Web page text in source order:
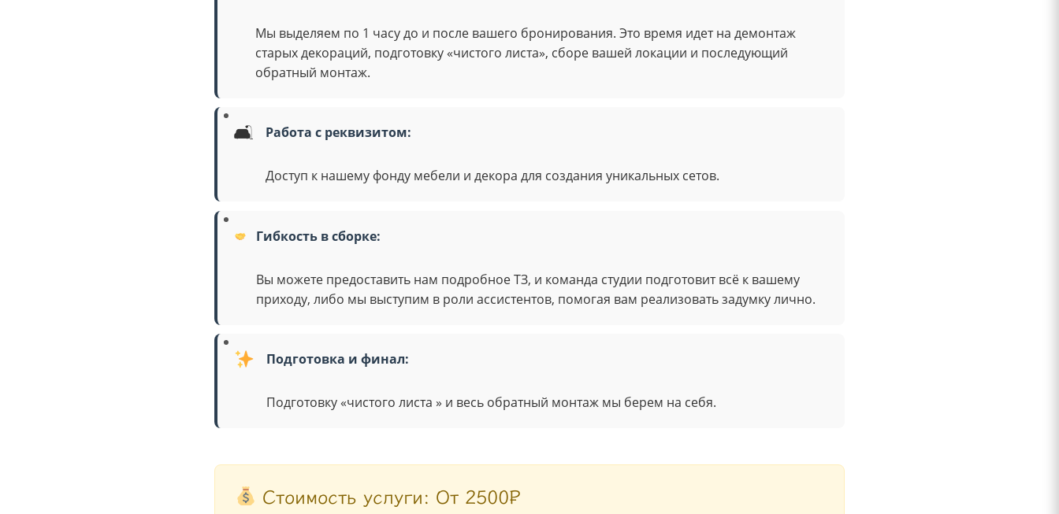
Мы выделяем по 1 часу до и после вашего бронирования. Это время идет на демонтаж
старых декораций, подготовку «чистого листа», сборе вашей локации и последующий
обратный монтаж.
🛋 Работа с реквизитом:
Доступ к нашему фонду мебели и декора для создания уникальных сетов.
Гибкость в сборке:
Вы можете предоставить нам подробное ТЗ, и команда студии подготовит всё к вашему
приходу, либо мы выступим в роли ассистентов, помогая вам реализовать задумку лично.
Подготовка и финал:
Подготовку «чистого листа » и весь обратный монтаж мы берем на себя.
Стоимость услуги: От 2500₽